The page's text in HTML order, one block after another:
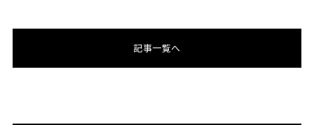
記事一覧へ